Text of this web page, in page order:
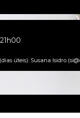
úteis): Susana Isidro